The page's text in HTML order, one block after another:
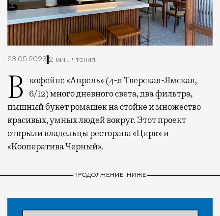
23.05.2023 2 мин. чтения
В кофейне «Апрель» (4-я Тверская-Ямская, 6/12) много дневного света, два фильтра,
пышный букет ромашек на стойке и множество
красивых, умных людей вокруг. Этот проект
открыли владельцы ресторана «Цирк» и
«Кооператива Черный».
ПРОДОЛЖЕНИЕ НИЖЕ